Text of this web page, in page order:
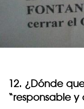
12. ¿Dónde
“responsable